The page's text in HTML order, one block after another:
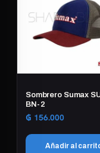
Sombrero Sumax
BN-2
₲ 156.000
Añadir al